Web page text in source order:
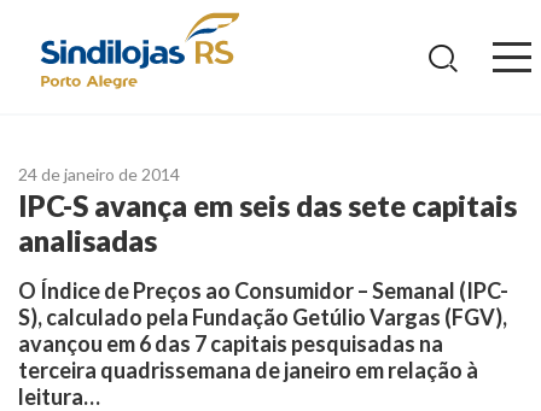
24 de janeiro de 2014
IPC-S avança em seis das sete capitais
analisadas
O Índice de Preços ao Consumidor – Semanal (IPC-
S), calculado pela Fundação Getúlio Vargas (FGV),
avançou em 6 das 7 capitais pesquisadas na
terceira quadrissemana de janeiro em relação à
leitura…